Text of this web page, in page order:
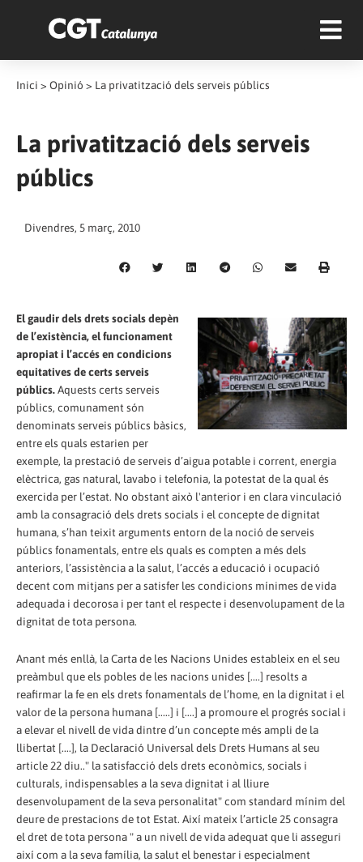
Inici > Opinió > La privatització dels serveis públics
La privatització dels serveis
públics
Divendres, 5 març, 2010
El gaudir dels drets socials depèn
de l’existència, el funcionament
apropiat i l’accés en condicions
equitatives de certs serveis
públics.Aquests certs serveis
públics, comunament són
denominats serveis públics bàsics,
entre els quals estarien per
exemple, la prestació de serveis d’aigua potable i corrent, energia
elèctrica, gas natural, lavabo i telefonia, la potestat de la qual és
exercida per l’estat. No obstant això l'anterior i en clara vinculació
amb la consagració dels drets socials i el concepte de dignitat
humana, s’han teixit arguments entorn de la noció de serveis
públics fonamentals, entre els quals es compten a més dels
anteriors, l’assistència a la salut, l’accés a educació i ocupació
decent com mitjans per a satisfer les condicions mínimes de vida
adequada i decorosa i per tant el respecte i desenvolupament de la
dignitat de tota persona.
Anant més enllà, la Carta de les Nacions Unides estableix en el seu
preàmbul que els pobles de les nacions unides [....] resolts a
reafirmar la fe en els drets fonamentals de l’home, en la dignitat i el
valor de la persona humana [.....] i [....] a promoure el progrés social i
a elevar el nivell de vida dintre d’un concepte més ampli de la
llibertat [....], la Declaració Universal dels Drets Humans al seu
article 22 diu.." la satisfacció dels drets econòmics, socials i
culturals, indispensables a la seva dignitat i al lliure
desenvolupament de la seva personalitat" com standard mínim del
deure de prestacions de tot Estat. Així mateix l’article 25 consagra
el dret de tota persona " a un nivell de vida adequat que li asseguri
així com a la seva família, la salut el benestar i especialment